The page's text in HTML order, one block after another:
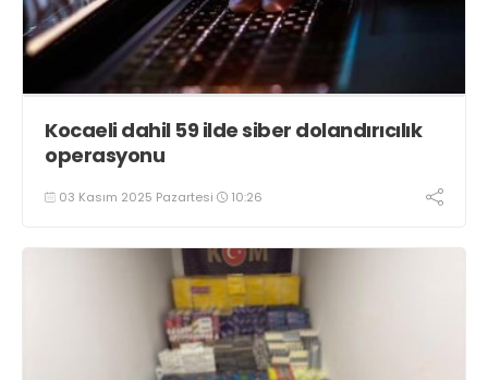
Kocaeli dahil 59 ilde siber dolandırıcılık
operasyonu
03 Kasım 2025 Pazartesi 10:26